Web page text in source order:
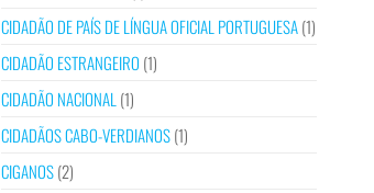
CIDADÃO DE PAÍS DE LÍNGUA OFICIAL PORTUGUESA(1)
CIDADÃO ESTRANGEIRO (1)
CIDADÃO NACIONAL (1)
CIDADÃOS CABO-VERDIANOS(1)
CIGANOS(2)